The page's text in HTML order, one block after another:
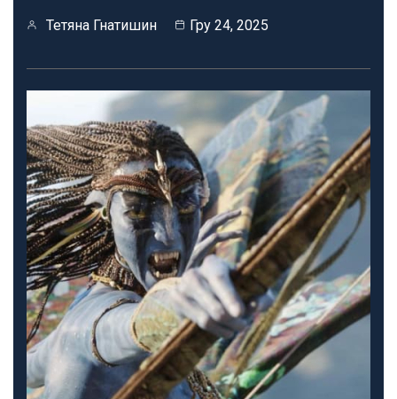
Тетяна Гнатишин Гру 24, 2025